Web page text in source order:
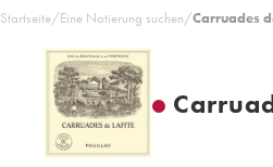
Startseite/Eine Notierung suchen/Carruades